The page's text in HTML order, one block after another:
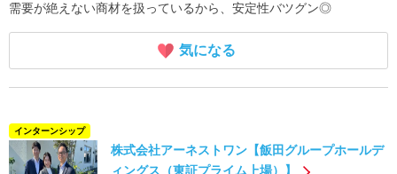
需要が絶えない商材を扱っているから、安定性バツグン◎
気になる
インターンシップ
株式会社アーネストワン【飯田グループホールデ
ィングス（東証プライム上場）】